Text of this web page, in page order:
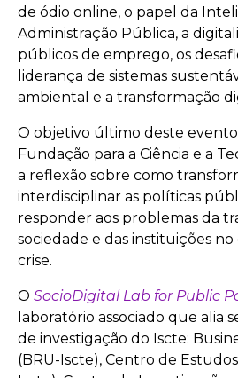
de ódio online, o papel da
Administração Pública, a
públicos de emprego, os
liderança de sistemas
ambiental e a transformação
O objetivo último deste
Fundação para a Ciência e a
a reflexão sobre como
interdisciplinar as políticas
responder aos problemas da
sociedade e das instituições
crise.
O SocioDigital Lab for Public
laboratório associado que alia
de investigação do Iscte:
(BRU-Iscte), Centro de